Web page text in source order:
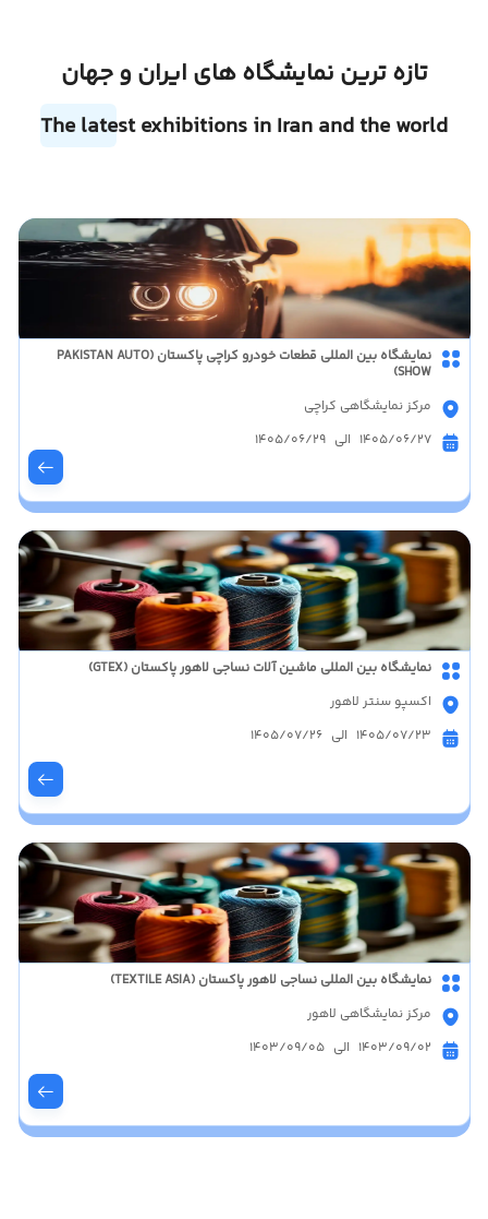
تازه ترین نمایشگاه های ایران و جهان
The latest exhibitions in Iran and the world
نمایشگاه بین المللی قطعات خودرو کراچی پاکستان (PAKISTAN AUTO
SHOW)
مرکز نمایشگاهی کراچی
1405/06/27 الی 1405/06/29
نمایشگاه بین المللی ماشین آلات نساجی لاهور پاکستان (GTEX)
اکسپو سنتر لاهور
1405/07/23 الی 1405/07/26
نمایشگاه بین المللی نساجی لاهور پاکستان (TEXTILE ASIA)
مرکز نمایشگاهی لاهور
1403/09/02 الی 1403/09/05